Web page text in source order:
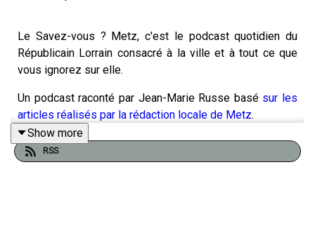
Le Savez-vous ? Metz, c'est le podcast quotidien du
Républicain Lorrain consacré à la ville et à tout ce que
vous ignorez sur elle.
Un podcast raconté par Jean-Marie Russe basé sur les
articles réalisés par la rédaction locale de Metz.
Show more
RSS